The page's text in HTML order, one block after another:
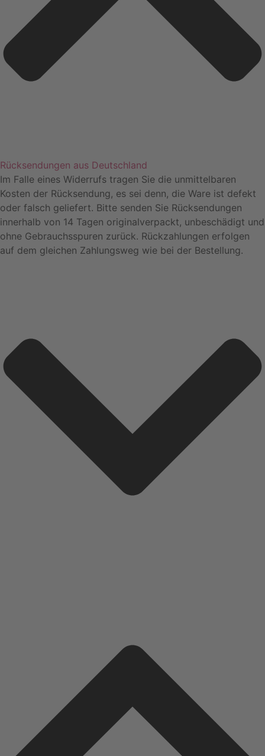
Rücksendungen aus Deutschland
Im Falle eines Widerrufs tragen Sie die unmittelbaren
Kosten der Rücksendung, es sei denn, die Ware ist defekt
oder falsch geliefert. Bitte senden Sie Rücksendungen
innerhalb von 14 Tagen originalverpackt, unbeschädigt und
ohne Gebrauchsspuren zurück. Rückzahlungen erfolgen
auf dem gleichen Zahlungsweg wie bei der Bestellung.